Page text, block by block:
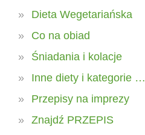
Dieta Wegetariańska
Co na obiad
Śniadania i kolacje
Inne diety i kategorie …
Przepisy na imprezy
Znajdź PRZEPIS